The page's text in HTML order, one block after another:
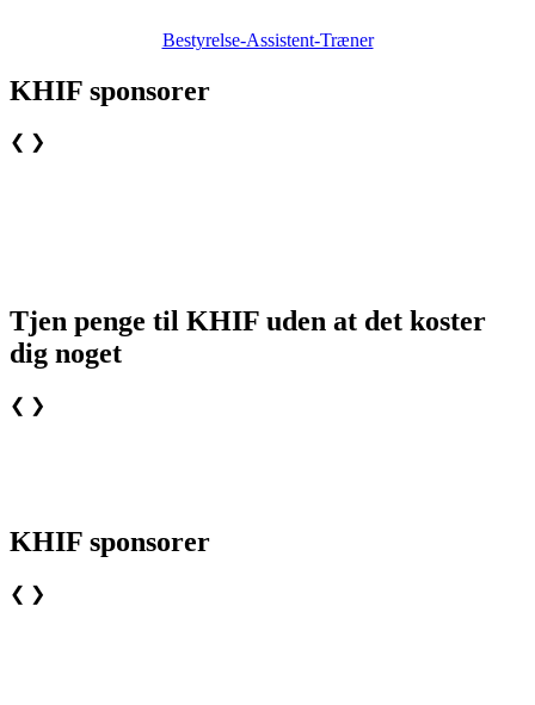
Bestyrelse-Assistent-Træner
KHIF sponsorer
❮ ❯
Tjen penge til KHIF uden at det koster
dig noget
❮ ❯
KHIF sponsorer
❮ ❯